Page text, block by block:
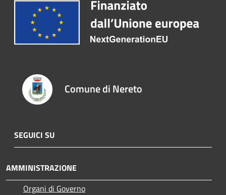
Comune di Nereto
SEGUICI SU
AMMINISTRAZIONE
Organi di Governo